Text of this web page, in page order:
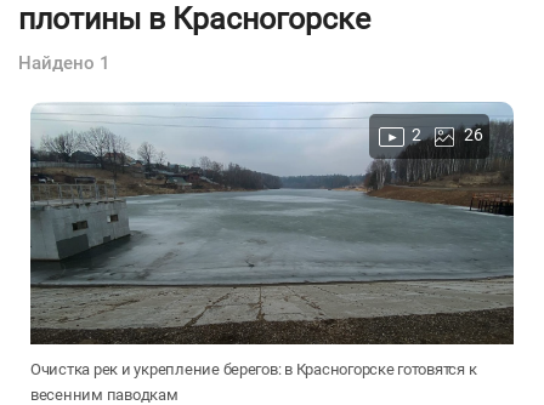
плотины в Красногорске
Найдено 1
2 26
Очистка рек и укрепление берегов: в Красногорске готовятся к
весенним паводкам